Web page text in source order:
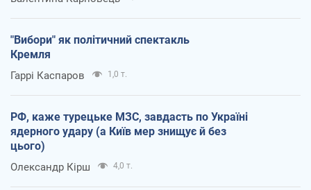
"Вибори" як політичний спектакль
Кремля
Гаррі Каспаров 1,0 т.
РФ, каже турецьке МЗС, завдасть по Україні
ядерного удару (а Київ мер знищує й без
цього)
Олександр Кірш 4,0 т.